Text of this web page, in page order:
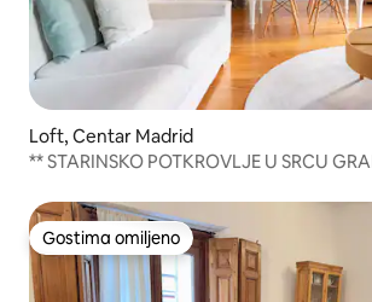
Loft, Centar Madrid
** STARINSKO POTKROVLJE U SRCU
Gostima omiljeno
Gostima omiljeno